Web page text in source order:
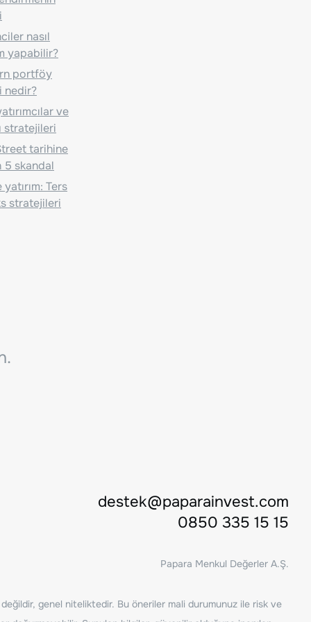
nasıl
yapabilir?
portföy
nedir?
ve
stratejileri
tarihine
5 skandal
Ters
stratejileri
destek@paparainvest.com
0850 335 15 15
Papara Menkul Değerler A.Ş.
değildir, genel niteliktedir. Bu öneriler mali durumunuz ile risk ve